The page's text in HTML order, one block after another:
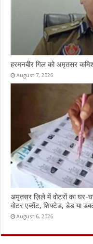
हरमनबीर गिल को अमृतसर
August 7, 2026
अमृतसर ज़िले में वोटरों का घर-
वोटर एब्सेंट, शिफ्टेड, डेड या
August 6, 2026